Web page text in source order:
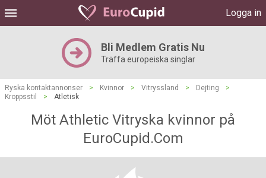
Logga in
Bli Medlem Gratis Nu
Träffa europeiska singlar
Ryska kontaktannonser > Kvinnor > Vitryssland > Dejting
>
Kroppsstil
> Atletisk
Möt Athletic Vitryska kvinnor på
EuroCupid.Com